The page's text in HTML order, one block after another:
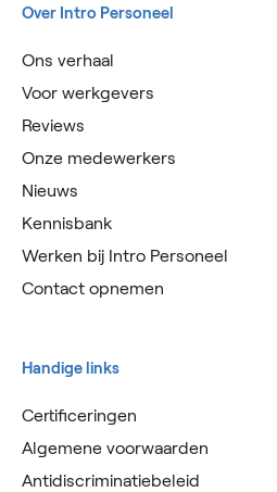
Over Intro Personeel
Ons verhaal
Voor werkgevers
Reviews
Onze medewerkers
Nieuws
Kennisbank
Werken bij Intro Personeel
Contact opnemen
Handige links
Certificeringen
Algemene voorwaarden
Antidiscriminatiebeleid